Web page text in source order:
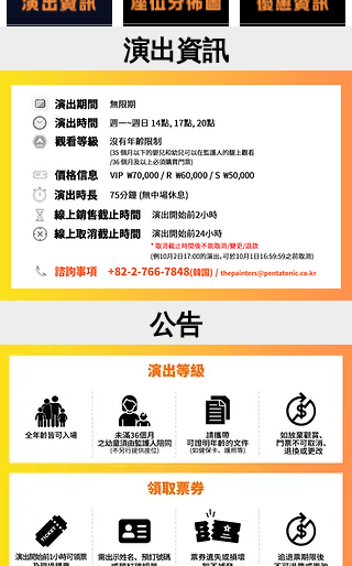
演出資訊
公告